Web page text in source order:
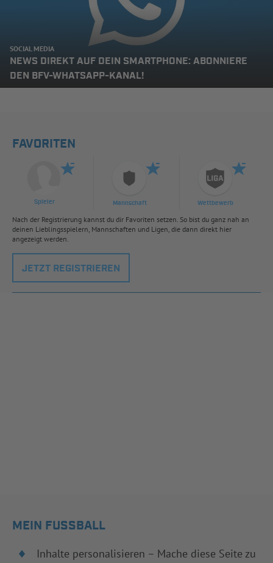
SOCIAL MEDIA
NEWS DIREKT AUF DEIN SMARTPHONE: ABONNIERE
DEN BFV-WHATSAPP-KANAL!
FAVORITEN
Spieler Mannschaft Wettbewerb
Nach der Registrierung kannst du dir Favoriten setzen. So bist du ganz nah an
deinen Lieblingsspielern, Mannschaften und Ligen, die dann direkt hier
angezeigt werden.
JETZT REGISTRIEREN
MEIN FUSSBALL
Inhalte personalisieren – Mache diese Seite zu